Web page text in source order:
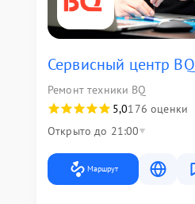
Сервисный центр BQ
Ремонт техники BQ
5,0176 оценки
Открыто до 21:00
Маршрут